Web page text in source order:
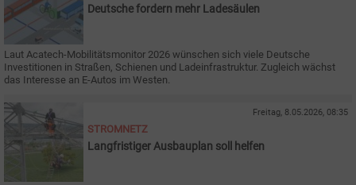
Deutsche fordern mehr Ladesäulen
Laut Acatech-Mobilitätsmonitor 2026 wünschen sich viele Deutsche
Investitionen in Straßen, Schienen und Ladeinfrastruktur. Zugleich wächst
das Interesse an E-Autos im Westen.
Freitag, 8.05.2026, 08:35
STROMNETZ
Langfristiger Ausbauplan soll helfen